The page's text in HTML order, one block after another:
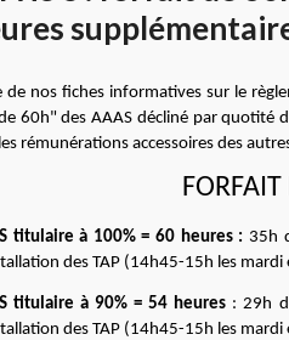
de nos fiches informatives sur le
60h" des AAAS décliné par quotité
rémunérations accessoires des
titulaire à 100% = 60 heures : 35h
des TAP (14h45-15h les
titulaire à 90% = 54 heures : 29h
des TAP (14h45-15h les